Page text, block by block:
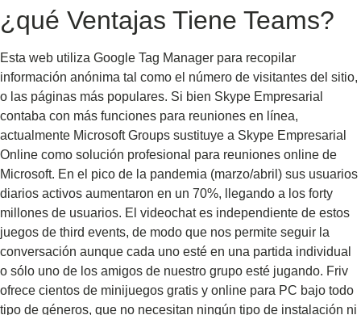
¿qué Ventajas Tiene Teams?
Esta web utiliza Google Tag Manager para recopilar
información anónima tal como el número de visitantes del sitio,
o las páginas más populares. Si bien Skype Empresarial
contaba con más funciones para reuniones en línea,
actualmente Microsoft Groups sustituye a Skype Empresarial
Online como solución profesional para reuniones online de
Microsoft. En el pico de la pandemia (marzo/abril) sus usuarios
diarios activos aumentaron en un 70%, llegando a los forty
millones de usuarios. El videochat es independiente de estos
juegos de third events, de modo que nos permite seguir la
conversación aunque cada uno esté en una partida individual
o sólo uno de los amigos de nuestro grupo esté jugando. Friv
ofrece cientos de minijuegos gratis y online para PC bajo todo
tipo de géneros, que no necesitan ningún tipo de instalación ni